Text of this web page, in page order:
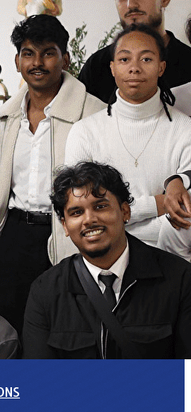
colonnes affichées
des réseaux sociaux